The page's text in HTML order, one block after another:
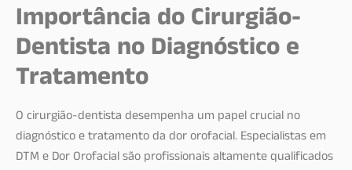
Importância do Cirurgião-
Dentista no Diagnóstico e
Tratamento
O cirurgião-dentista desempenha um papel crucial no
diagnóstico e tratamento da dor orofacial. Especialistas em
DTM e Dor Orofacial são profissionais altamente qualificados